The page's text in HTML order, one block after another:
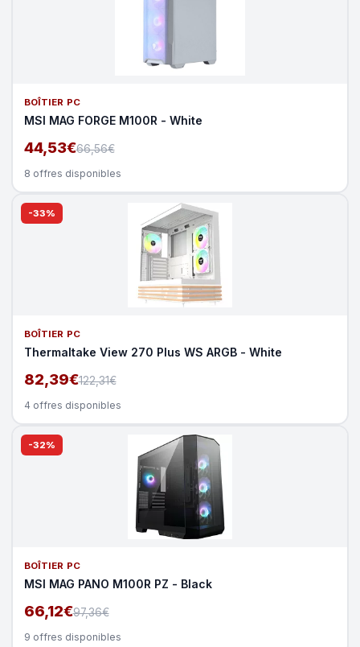
BOÎTIER PC
MSI MAG FORGE M100R - White
44,53€66,56€
8 offres disponibles
-33%
BOÎTIER PC
Thermaltake View 270 Plus WS ARGB - White
82,39€122,31€
4 offres disponibles
-32%
BOÎTIER PC
MSI MAG PANO M100R PZ - Black
66,12€97,36€
9 offres disponibles